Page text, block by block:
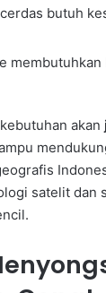
butuh
membutuhkan
akan
satelit dan